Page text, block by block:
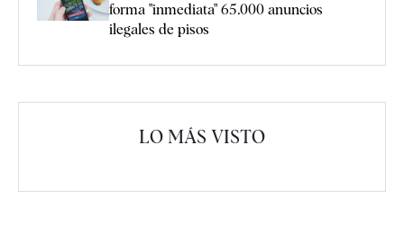
forma "inmediata" 65.000 anuncios
ilegales de pisos
LO MÁS VISTO